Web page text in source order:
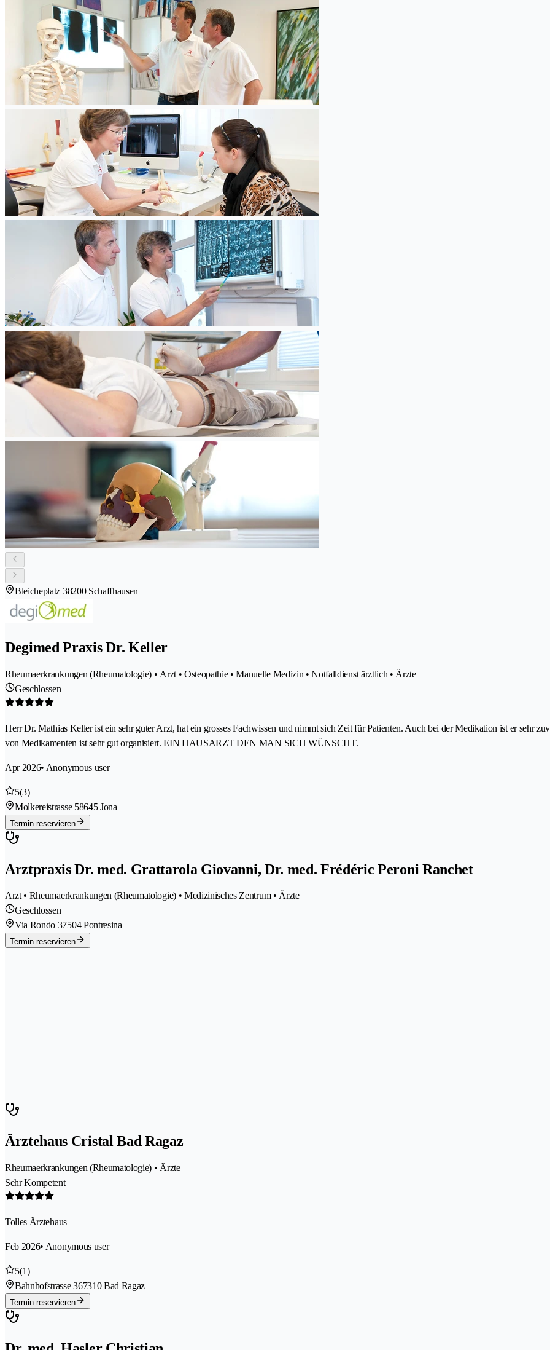
Bleicheplatz 38200 Schaffhausen
Degimed Praxis Dr. Keller
Rheumaerkrankungen (Rheumatologie) • Arzt • Osteopathie • Manuelle Medizin • Notfalldienst ärztlich • Ärzte
Geschlossen
Herr Dr. Mathias Keller ist ein sehr guter Arzt, hat ein grosses Fachwissen und nimmt sich Zeit für Patienten. Auch bei der Medikation ist er sehr
von Medikamenten ist sehr gut organisiert. EIN HAUSARZT DEN MAN SICH WÜNSCHT.
Apr 2026• Anonymous user
5(3)
Molkereistrasse 58645 Jona
Termin reservieren
Arztpraxis Dr. med. Grattarola Giovanni, Dr. med. Frédéric Peroni Ranchet
Arzt • Rheumaerkrankungen (Rheumatologie) • Medizinisches Zentrum • Ärzte
Geschlossen
Via Rondo 37504 Pontresina
Termin reservieren
Ärztehaus Cristal Bad Ragaz
Rheumaerkrankungen (Rheumatologie) • Ärzte
Sehr Kompetent
Tolles Ärztehaus
Feb 2026• Anonymous user
5(1)
Bahnhofstrasse 367310 Bad Ragaz
Termin reservieren